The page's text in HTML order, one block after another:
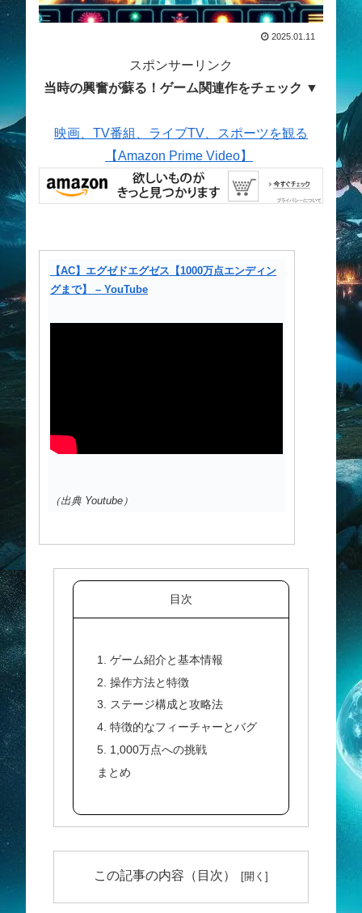
2025.01.11
スポンサーリンク
当時の興奮が蘇る！ゲーム関連作をチェック ▼
映画、TV番組、ライブTV、スポーツを観る
【Amazon Prime Video】
【AC】エグゼドエグゼス【1000万点エンディン
グまで】 – YouTube
（出典 Youtube）
目次
1. ゲーム紹介と基本情報
2. 操作方法と特徴
3. ステージ構成と攻略法
4. 特徴的なフィーチャーとバグ
5. 1,000万点への挑戦
まとめ
この記事の内容（目次）